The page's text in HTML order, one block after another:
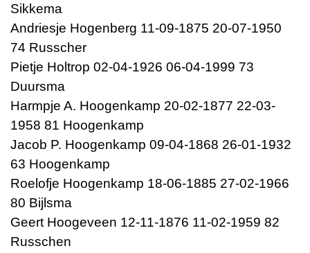
Sikkema
Andriesje Hogenberg 11-09-1875 20-07-1950
74 Russcher
Pietje Holtrop 02-04-1926 06-04-1999 73
Duursma
Harmpje A. Hoogenkamp 20-02-1877 22-03-
1958 81 Hoogenkamp
Jacob P. Hoogenkamp 09-04-1868 26-01-1932
63 Hoogenkamp
Roelofje Hoogenkamp 18-06-1885 27-02-1966
80 Bijlsma
Geert Hoogeveen 12-11-1876 11-02-1959 82
Russchen